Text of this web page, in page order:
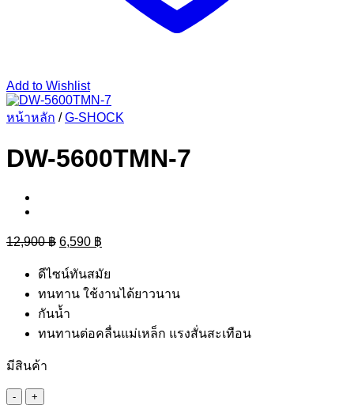
Add to Wishlist
หน้าหลัก / G-SHOCK
DW-5600TMN-7
12,900฿ Original
price
was:
12,900 ฿.
6,590 ฿
price
is:
ดีไซน์ทันสมัย
ทนทาน ใช้งานได้ยาวนาน
กันน้ำ
ทนทานต่อคลื่นแม่เหล็ก แรงสั่นสะเทือน
มีสินค้า
จำนวน